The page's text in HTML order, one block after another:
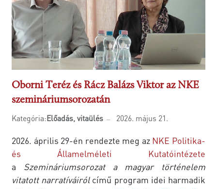
Oborni Teréz és Rácz Balázs Viktor az NKE
szemináriumsorozatán
Kategória:Előadás, vitaülés 2026. május 21.
2026. április 29-én rendezte meg az NKE Politika-
és Államelméleti Kutatóintézete
a Szemináriumsorozat a magyar történelem
vitatott narratíváirólcímű program idei harmadik